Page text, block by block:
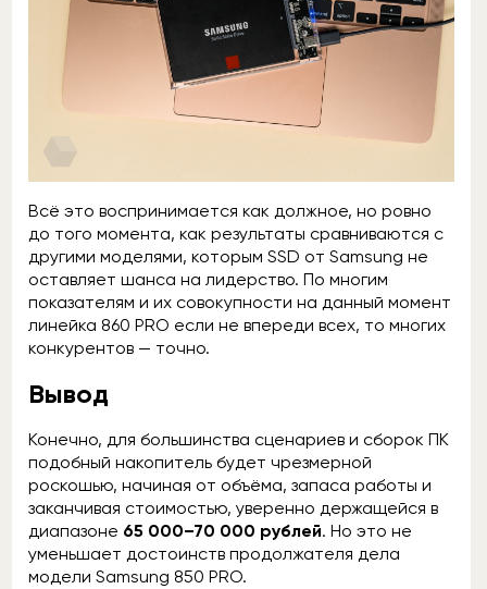
Всё это воспринимается как должное, но ровно
до того момента, как результаты сравниваются с
другими моделями, которым SSD от Samsung не
оставляет шанса на лидерство. По многим
показателям и их совокупности на данный момент
линейка 860 PRO если не впереди всех, то многих
конкурентов — точно.
Вывод
Конечно, для большинства сценариев и сборок ПК
подобный накопитель будет чрезмерной
роскошью, начиная от объёма, запаса работы и
заканчивая стоимостью, уверенно держащейся в
диапазоне 65 000–70 000 рублей. Но это не
уменьшает достоинств продолжателя дела
модели Samsung 850 PRO.